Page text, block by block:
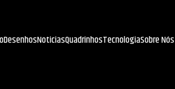
DesenhosNoticiasQuadrinhosTecnologiaSobre Nós